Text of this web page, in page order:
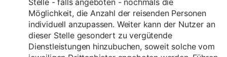
Stelle - falls angeboten - nochmals die
Möglichkeit, die Anzahl der reisenden Personen
individuell anzupassen. Weiter kann der Nutzer an
dieser Stelle gesondert zu vergütende
Dienstleistungen hinzubuchen, soweit solche vom